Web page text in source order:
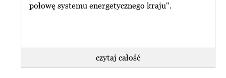
połowę systemu energetycznego kraju".
czytaj całość